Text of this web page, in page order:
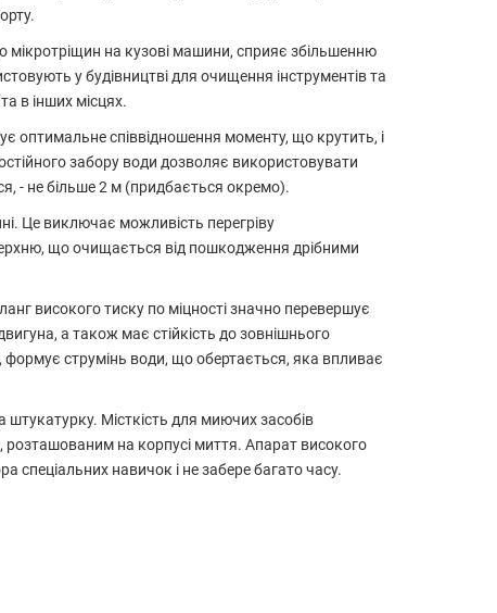
мікротріщин на кузові машини, сприяє збільшенню
у будівництві для очищення інструментів та
в інших місцях.
оптимальне співвідношення моменту, що крутить, і
забору води дозволяє використовувати
- не більше 2 м (придбається окремо).
Це виключає можливість перегріву
що очищається від пошкодження дрібними
високого тиску по міцності значно перевершує
а також має стійкість до зовнішнього
формує струмінь води, що обертається, яка впливає
штукатурку. Місткість для миючих засобів
на корпусі миття. Апарат високого
навичок і не забере багато часу.